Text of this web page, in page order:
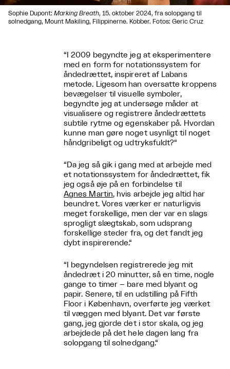
Sophie Dupont: Marking Breath, 15. oktober 2024, fra solopgang til
solnedgang, Mount Makiling, Filippinerne. Kobber. Fotos: Geric Cruz
“I 2009 begyndte jeg at eksperimentere
med en form for notationssystem for
åndedrættet, inspireret af Labans
metode. Ligesom han oversatte kroppens
bevægelser til visuelle symboler,
begyndte jeg at undersøge måder at
visualisere og registrere åndedrættets
subtile rytme og egenskaber på. Hvordan
kunne man gøre noget usynligt til noget
håndgribeligt og udtryksfuldt?“
“Da jeg så gik i gang med at arbejde med
et notationssystem for åndedrættet, fik
jeg også øje på en forbindelse til
Agnes Martin, hvis arbejde jeg altid har
beundret. Vores værker er naturligvis
meget forskellige, men der var en slags
sprogligt slægtskab, som udsprang
forskellige steder fra, og det fandt jeg
dybt inspirerende.“
“I begyndelsen registrerede jeg mit
åndedræt i 20 minutter, så en time, nogle
gange to timer – bare med blyant og
papir. Senere, til en udstilling på Fifth
Floor i København, overførte jeg værket
til væggen med blyant. Det var første
gang, jeg gjorde det i stor skala, og jeg
arbejdede på det hele dagen lang fra
solopgang til solnedgang.“